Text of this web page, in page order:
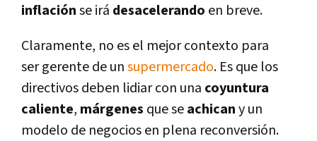
inflaciónse irá desacelerando en breve.
Claramente, no es el mejor contexto para
ser gerente de unsupermercado. Es que los
directivos deben lidiar con una coyuntura
caliente, márgenes que seachicany un
modelo de negocios en plena reconversión.